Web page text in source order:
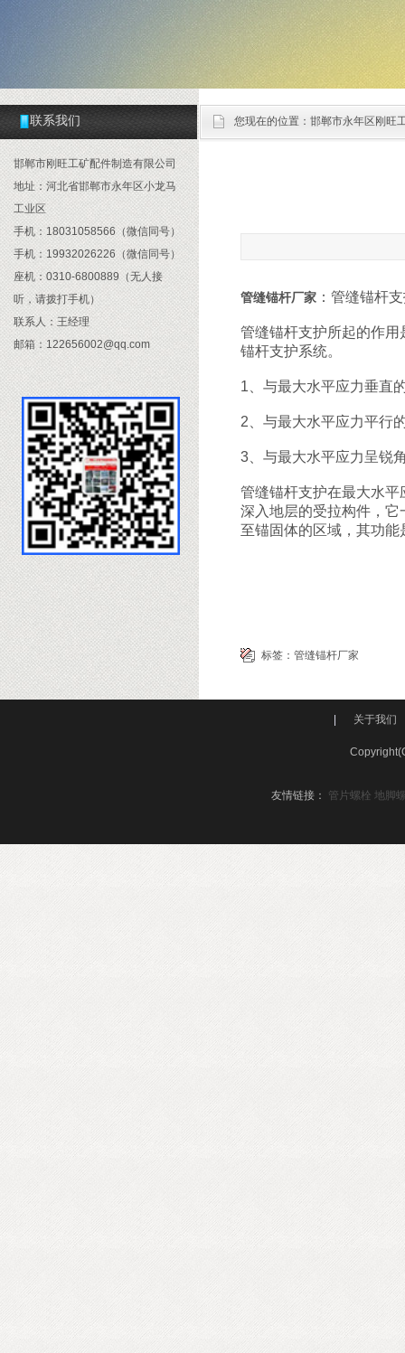
您现在的位置： 邯郸市永年区刚旺
联系我们
邯郸市刚旺工矿配件制造有限公司
地址：河北省邯郸市永年区小龙马
工业区
手机：18031058566（微信同号）
手机：19932026226（微信同号）
座机：0310-6800889（无人接
听，请拨打手机）
联系人：王经理
邮箱：122656002@qq.com
管缝锚杆厂家 ：管缝锚杆
管缝锚杆支护所起的作
锚杆支护系统。
1、与最大水平应力垂直
2、与最大水平应力平行
3、与最大水平应力呈锐
管缝锚杆支护在最大水
深入地层的受拉构件，
至锚固体的区域，其功
标签： 管缝锚杆厂家
关于我们
友情链接： 管片螺栓 地脚